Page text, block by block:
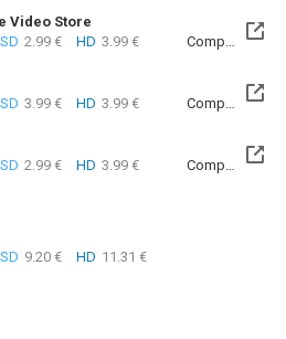
Video Store
SD 2.99 € HD 3.99 € Compra: SD
SD 3.99 € HD 3.99 € Compra: SD
SD 2.99 € HD 3.99 € Compra: SD
SD 9.20 € HD 11.31 €